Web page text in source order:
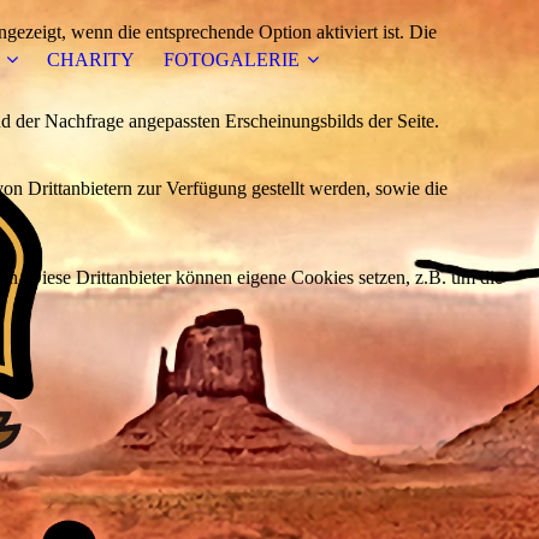
CHARITY FOTOGALERIE
wenn die entsprechende Option aktiviert ist. Die
Nachfrage angepassten Erscheinungsbilds der Seite.
Drittanbietern zur Verfügung gestellt werden, sowie die
Diese Drittanbieter können eigene Cookies setzen, z.B. um die